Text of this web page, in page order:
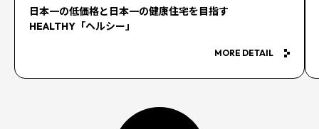
日本一の低価格と日本一の健康住宅を目指す
HEALTHY「ヘルシー」
MORE DETAIL